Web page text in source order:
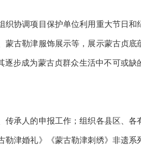
协调项目保护单位利用重大节日和
古勒津服饰展示等，展示蒙古贞底
逐步成为蒙古贞群众生活中不可或缺
承人的申报工作；组织各县区、各
津婚礼》《蒙古勒津刺绣》非遗系